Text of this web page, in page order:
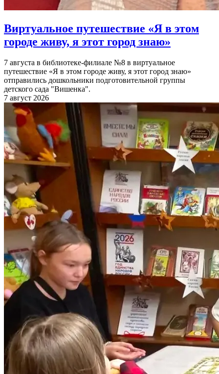
Виртуальное путешествие «Я в этом
городе живу, я этот город знаю»
7 августа в библиотеке-филиале №8 в виртуальное
путешествие «Я в этом городе живу, я этот город знаю»
отправились дошкольники подготовительной группы
детского сада "Вишенка".
7 август 2026